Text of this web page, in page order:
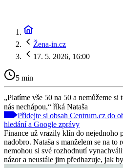
Žena-in.cz
17. 5. 2026, 16:00
5 min
„Platíme vše 50 na 50 a nemůžeme
nás nechápou,“ říká Nataša
Přidejte si obsah Centrum.cz do
hledání a Google zprávy
Finance už vrazily klín do nejednoho
nadobro. Nataša s manželem se na
nemohou si své rozhodnutí
názor a neustále jim předhazuje, jak